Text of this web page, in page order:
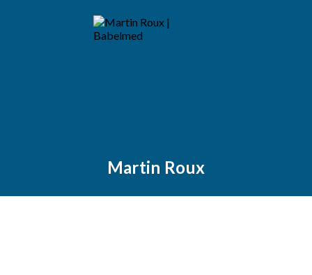
Martin Roux